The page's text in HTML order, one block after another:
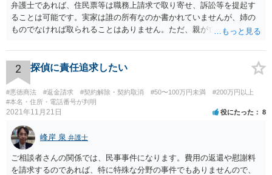
弁護士であれば、住民票等は職務上請求で取り寄せ、訴訟等を提起す
ることは可能です。実家は誰の所有なのか書かれていませんが、姉の
ものでなければ取られることはありません。ただ、親が亡くなって相
いでしょう。
2 探偵に責任追求したい
#悪徳商法 #返金請求 #契約解除・契約取消 #50〜100万円未満
#200万円以上
#本名・住所・電話番号が判明
2021年11月21日 役にたった 8
峰岸 泉 弁護士
ご相談者さんの関係では、民事事件になります。費用の返還や慰謝料
を請求するのであれば、特に特殊な分野の事件でもありませんので、